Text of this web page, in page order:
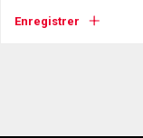
Enregistrer